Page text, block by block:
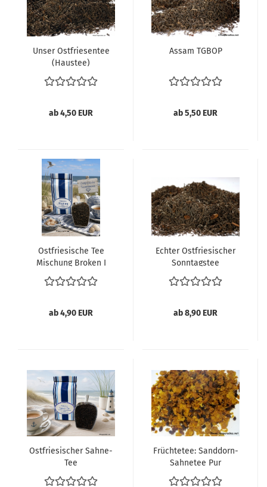
Unser Ostfriesentee
(Haustee)
ab 4,50 EUR
Assam TGBOP
ab 5,50 EUR
Ostfriesische Tee
Mischung Broken I
ab 4,90 EUR
Echter Ostfriesischer
Sonntagstee
ab 8,90 EUR
Ostfriesischer Sahne-
Tee
Früchtetee: Sanddorn-
Sahnetee Pur